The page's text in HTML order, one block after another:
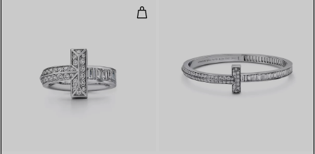
Bague T1 en or blanc et